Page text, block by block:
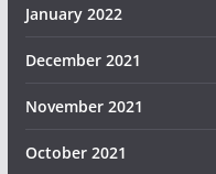
January 2022
December 2021
November 2021
October 2021